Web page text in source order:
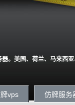
。美国、荷兰、马来西
vps 仿牌服务